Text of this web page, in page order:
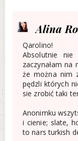
Alina
Qarolino!
Absolutnie nie
zaczynałam na
że można nim
pędzli których
sie zrobić taki
Anonimku
i cienie; slate,
to nars turkish